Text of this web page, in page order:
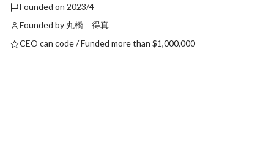
Founded on 2023/4
Founded by 丸橋 得真
CEO can code / Funded more than $1,000,000